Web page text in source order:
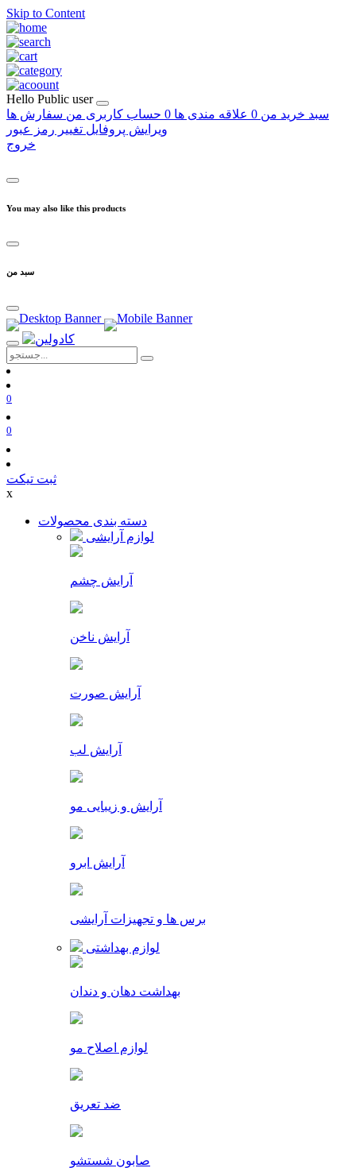
Skip to Content
Hello Public user
سبد خرید من 0 علاقه مندی ها 0 حساب کاربری من سفارش ها
ویرایش پروفایل تغییر رمز عبور
خروج
You may also like this products
سبد من
0
0
ثبت تیکت
x
دسته بندی محصولات
لوازم آرایشی
آرایش چشم
آرایش ناخن
آرایش صورت
آرایش لب
آرایش و زیبایی مو
آرایش ابرو
برس ها و تجهیزات آرایشی
لوازم بهداشتی
بهداشت دهان و دندان
لوازم اصلاح مو
ضد تعریق
صابون شستشو